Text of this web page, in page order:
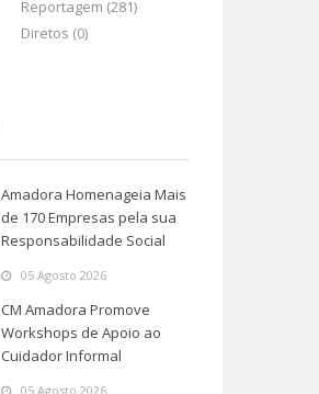
Reportagem (281)
Diretos (0)
Amadora Homenageia Mais
de 170 Empresas pela sua
Responsabilidade Social
05 Agosto 2026
CM Amadora Promove
Workshops de Apoio ao
Cuidador Informal
05 Agosto 2026